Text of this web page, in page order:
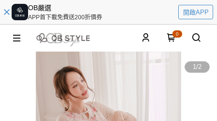
OB嚴選
APP首下載免費送200折價券
開啟APP
0
1/2